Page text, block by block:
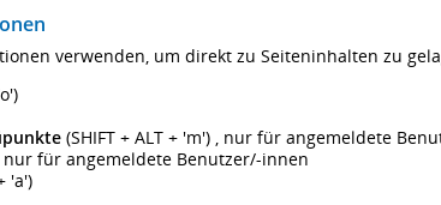
verwenden, um direkt zu Seiteninhalten zu
(SHIFT + ALT + 'm') , nur für angemeldete
, nur für angemeldete Benutzer/-innen
'a')